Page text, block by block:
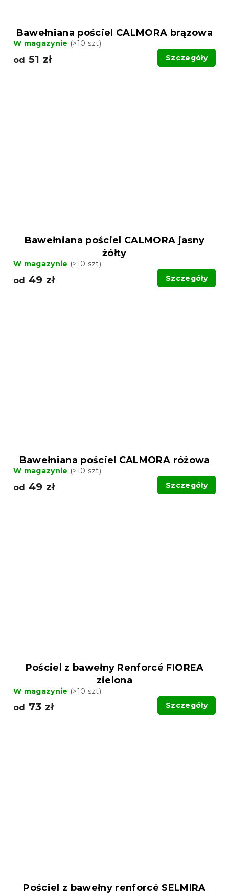
Bawełniana pościel CALMORA brązowa
W magazynie (>10 szt)
od 51 zł Szczegóły
Bawełniana pościel CALMORA jasny
żółty
W magazynie (>10 szt)
od 49 zł Szczegóły
Bawełniana pościel CALMORA różowa
W magazynie (>10 szt)
od 49 zł Szczegóły
Pościel z bawełny Renforcé FIOREA
zielona
W magazynie (>10 szt)
od 73 zł Szczegóły
Pościel z bawełny renforcé SELMIRA